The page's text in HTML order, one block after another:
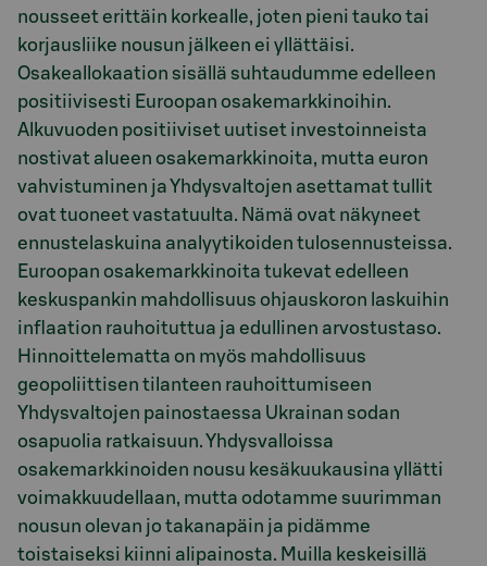
nousseet erittäin korkealle, joten pieni tauko tai
korjausliike nousun jälkeen ei yllättäisi.
Osakeallokaation sisällä suhtaudumme edelleen
positiivisesti Euroopan osakemarkkinoihin.
Alkuvuoden positiiviset uutiset investoinneista
nostivat alueen osakemarkkinoita, mutta euron
vahvistuminen ja Yhdysvaltojen asettamat tullit
ovat tuoneet vastatuulta. Nämä ovat näkyneet
ennustelaskuina analyytikoiden tulosennusteissa.
Euroopan osakemarkkinoita tukevat edelleen
keskuspankin mahdollisuus ohjauskoron laskuihin
inflaation rauhoituttua ja edullinen arvostustaso.
Hinnoittelematta on myös mahdollisuus
geopoliittisen tilanteen rauhoittumiseen
Yhdysvaltojen painostaessa Ukrainan sodan
osapuolia ratkaisuun. Yhdysvalloissa
osakemarkkinoiden nousu kesäkuukausina yllätti
voimakkuudellaan, mutta odotamme suurimman
nousun olevan jo takanapäin ja pidämme
toistaiseksi kiinni alipainosta. Muilla keskeisillä